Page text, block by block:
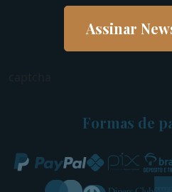
Assinar
Formas de